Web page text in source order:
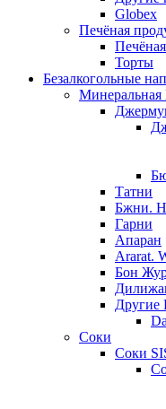
Globex
Печёная
Торты
Безалкогольные
Минеральная
Татни
Бжни.
Гарни
Апаран
Ararat.
Бон
Другие
Соки
Соки